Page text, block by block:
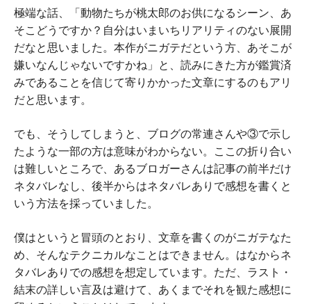
極端な話、「動物たちが桃太郎のお供になるシーン、あ
そこどうですか？自分はいまいちリアリティのない展開
だなと思いました。本作がニガテだという方、あそこが
嫌いなんじゃないですかね」と、読みにきた方が鑑賞済
みであることを信じて寄りかかった文章にするのもアリ
だと思います。
でも、そうしてしまうと、ブログの常連さんや③で示し
たような一部の方は意味がわからない。ここの折り合い
は難しいところで、あるブロガーさんは記事の前半だけ
ネタバレなし、後半からはネタバレありで感想を書くと
いう方法を採っていました。
僕はというと冒頭のとおり、文章を書くのがニガテなた
め、そんなテクニカルなことはできません。はなからネ
タバレありでの感想を想定しています。ただ、ラスト・
結末の詳しい言及は避けて、あくまでそれを観た感想に